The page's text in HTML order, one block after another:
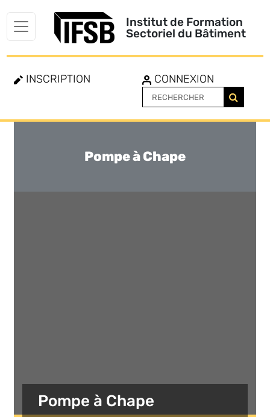
Institut de Formation
Sectoriel du Bâtiment
INSCRIPTION CONNEXION
Pompe à Chape
Pompe à Chape